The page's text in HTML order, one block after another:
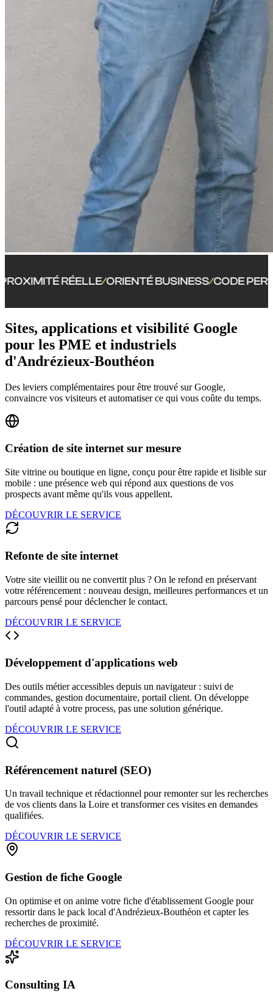
/ORIENTÉ BUSINESS/CODE PERSONNALISÉ/
Sites, applications et visibilité Google
pour les PME et industriels
d'Andrézieux-Bouthéon
Des leviers complémentaires pour être trouvé sur Google,
convaincre vos visiteurs et automatiser ce qui vous coûte du temps.
Création de site internet sur mesure
Site vitrine ou boutique en ligne, conçu pour être rapide et lisible sur
mobile : une présence web qui répond aux questions de vos
prospects avant même qu'ils vous appellent.
DÉCOUVRIR LE SERVICE
Refonte de site internet
Votre site vieillit ou ne convertit plus ? On le refond en préservant
votre référencement : nouveau design, meilleures performances et un
parcours pensé pour déclencher le contact.
DÉCOUVRIR LE SERVICE
Développement d'applications web
Des outils métier accessibles depuis un navigateur : suivi de
commandes, gestion documentaire, portail client. On développe
l'outil adapté à votre process, pas une solution générique.
DÉCOUVRIR LE SERVICE
Référencement naturel (SEO)
Un travail technique et rédactionnel pour remonter sur les recherches
de vos clients dans la Loire et transformer ces visites en demandes
qualifiées.
DÉCOUVRIR LE SERVICE
Gestion de fiche Google
On optimise et on anime votre fiche d'établissement Google pour
ressortir dans le pack local d'Andrézieux-Bouthéon et capter les
recherches de proximité.
DÉCOUVRIR LE SERVICE
Consulting IA